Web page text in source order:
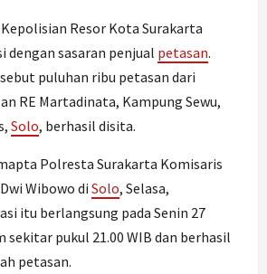
Resor Kota Surakarta
dengan sasaran penjual petasan.
puluhan ribu petasan dari
RE Martadinata, Kampung Sewu,
Solo, berhasil disita.
Polresta Surakarta Komisaris
Wibowo di Solo, Selasa,
itu berlangsung pada Senin 27
sekitar pukul 21.00 WIB dan berhasil
petasan.